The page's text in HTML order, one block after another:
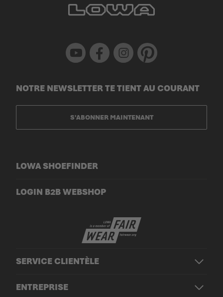
Youtube Facebook Instagram Pinterest
SERVICE CLIENTÈLE
ENTREPRISE
LOWA SHOEFINDER
LOGIN B2B WEBSHOP
NOTRE NEWSLETTER TE TIENT AU COURANT
S'ABONNER MAINTENANT